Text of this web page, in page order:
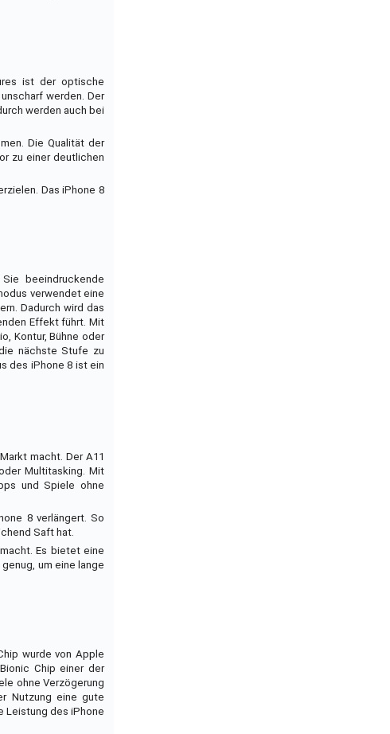
ist der optische
werden. Der
werden auch bei
Die Qualität der
zu einer deutlichen
Das iPhone 8
beeindruckende
verwendet eine
Dadurch wird das
Effekt führt. Mit
Kontur, Bühne oder
nächste Stufe zu
des iPhone 8 ist ein
macht. Der A11
Multitasking. Mit
und Spiele ohne
8 verlängert. So
Saft hat.
Es bietet eine
um eine lange
wurde von Apple
Chip einer der
ohne Verzögerung
Nutzung eine gute
Leistung des iPhone